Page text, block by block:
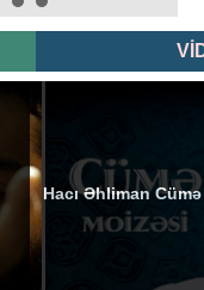
Hacı Əhliman